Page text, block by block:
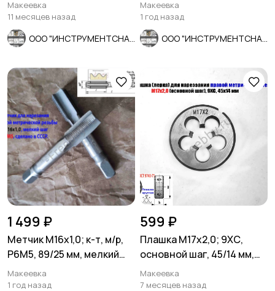
Макеевка
11 месяцев назад
Макеевка
1 год назад
1 499 ₽
Метчик М16х1,0; к-т, м/р,
Р6М5, 89/25 мм, мелкий
шаг, шлиф, СССР.
Макеевка
1 год назад
599 ₽
Плашка М17х2,0; 9ХС,
основной шаг, 45/14 мм,
ГОСТ 7740-71.
Макеевка
7 месяцев назад